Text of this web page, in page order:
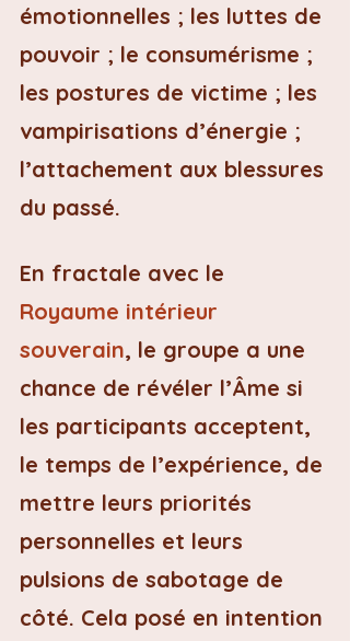
émotionnelles ; les luttes de
pouvoir ; le consumérisme ;
les postures de victime ; les
vampirisations d’énergie ;
l’attachement aux blessures
du passé.
En fractale avec le
Royaume intérieur
souverain, le groupe a une
chance de révéler l’Âme si
les participants acceptent,
le temps de l’expérience, de
mettre leurs priorités
personnelles et leurs
pulsions de sabotage de
côté. Cela posé en intention